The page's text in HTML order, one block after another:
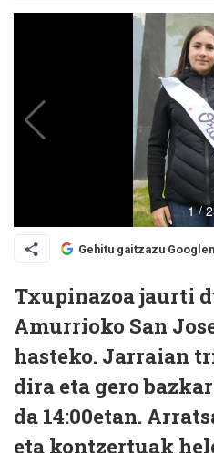
Gehitu gaitzazu Googlen
Txupinazoa jaurti
Amurrioko San
hasteko. Jarraian
dira eta gero
da 14:00etan.
eta kontzertuak